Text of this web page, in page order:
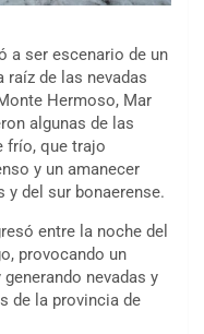
a ser escenario de un
de las nevadas
Hermoso, Mar
algunas de las
frío, que trajo
y un amanecer
y del sur bonaerense.
entre la noche del
provocando un
nevadas y
de la provincia de